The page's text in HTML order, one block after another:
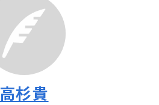
高杉貴